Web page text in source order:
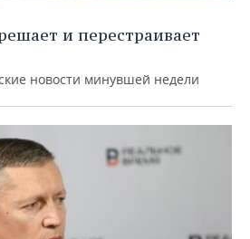
и перестраивает
новости минувшей недели